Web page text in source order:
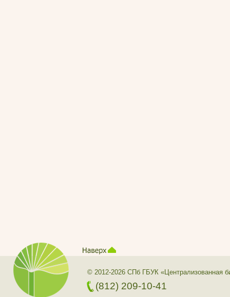
© 2012-2026 СПб ГБУК «Централизованная
(812) 209-10-41